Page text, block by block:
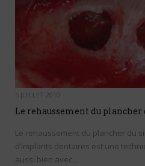
5 JUILLET 2010
Le rehaussement du
Le rehaussement du plancher du
d’implants dentaires est une
aussi bien avec…